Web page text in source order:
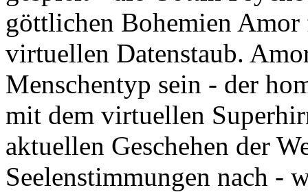
göttlichen Bohemien
virtuellen Datenstaub.
Menschentyp sein - der
mit dem virtuellen
aktuellen Geschehen der
Seelenstimmungen nach -